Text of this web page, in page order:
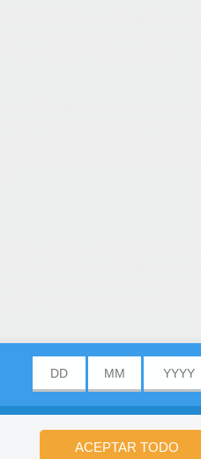
transgredido la ley, estuvó
de la hija del carcelero. Le
del amor y la amistad. Las
recíproco. Los amigos
un Cúpido con sus
asocia con el intercambio
cartas, manualidades e
Podrás escoger y